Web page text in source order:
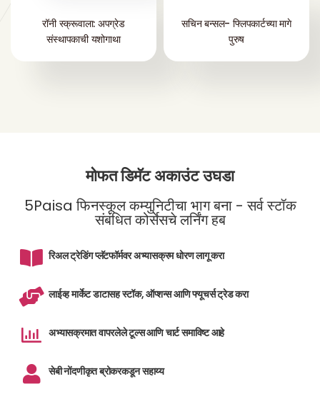
रॉनी स्क्रूवाला: अपग्रेड
संस्थापकाची यशोगाथा
सचिन बन्सल- फ्लिपकार्टच्या मागे
पुरुष
मोफत डिमॅट अकाउंट उघडा
5Paisa फिनस्कूल कम्युनिटीचा भाग बना - सर्व स्टॉक
संबंधित कोर्सेसचे लर्निंग हब
रिअल ट्रेडिंग प्लॅटफॉर्मवर अभ्यासक्रम धोरण लागू करा
लाईव्ह मार्केट डाटासह स्टॉक, ऑप्शन्स आणि फ्यूचर्स ट्रेड करा
अभ्यासक्रमात वापरलेले टूल्स आणि चार्ट समाविष्ट आहे
सेबी नोंदणीकृत ब्रोकरकडून सहाय्य